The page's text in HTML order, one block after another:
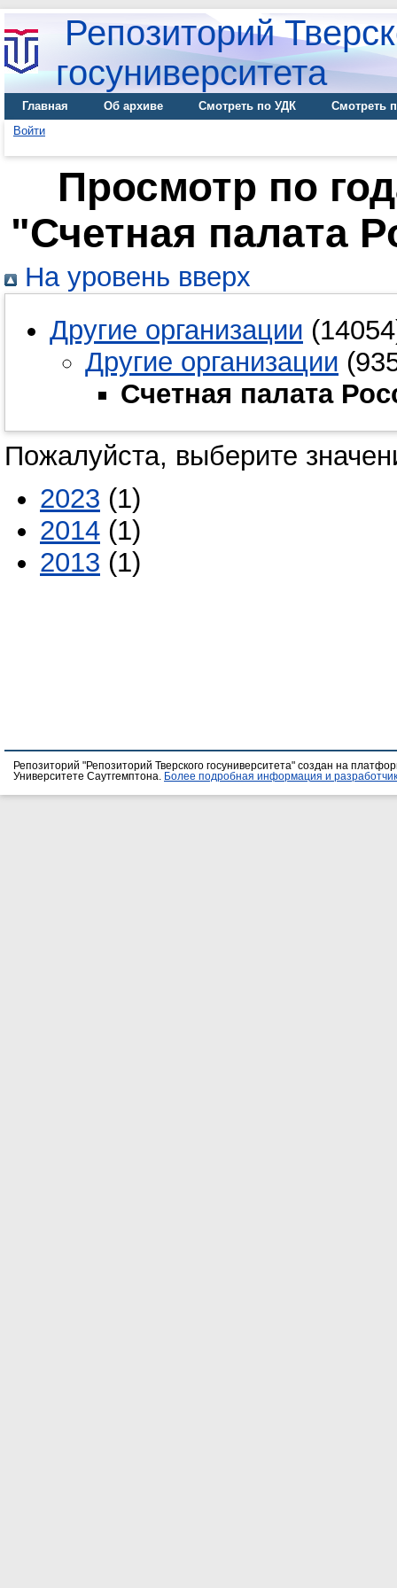
Репозиторий
госуниверситета
Главная Об архиве Смотреть по УДК
Смотреть
Войти
Просмотр по
"Счетная палата
На уровень вверх
Другие организации
Другие организации
Счетная палата
Пожалуйста, выберите
2023 (1)
2014 (1)
2013 (1)
Репозиторий "Репозиторий Тверского госуниверситета" создан на
Университете Саутгемптона.
Более подробная информация и